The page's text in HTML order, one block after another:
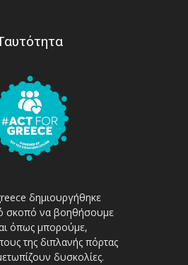
δημιουργήθηκε
σκοπό να βοηθήσουμε
όπως μπορούμε,
της διπλανής πόρτας
δυσκολίες.